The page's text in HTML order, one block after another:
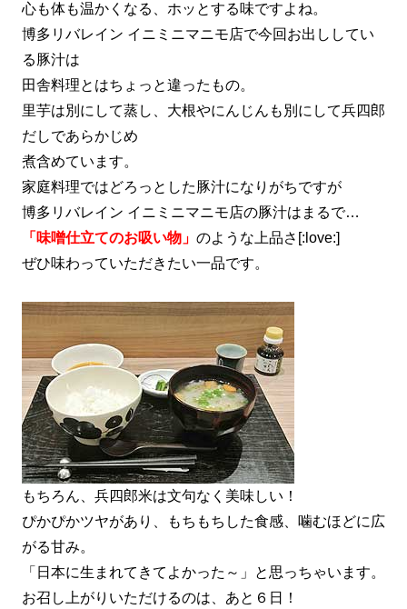
心も体も温かくなる、ホッとする味ですよね。
博多リバレイン イニミニマニモ店で今回お出ししてい
る豚汁は
田舎料理とはちょっと違ったもの。
里芋は別にして蒸し、大根やにんじんも別にして兵四郎
だしであらかじめ
煮含めています。
家庭料理ではどろっとした豚汁になりがちですが
博多リバレイン イニミニマニモ店の豚汁はまるで…
「味噌仕立てのお吸い物」 のような上品さ[:love:]
ぜひ味わっていただきたい一品です。
もちろん、兵四郎米は文句なく美味しい！
ぴかぴかツヤがあり、もちもちした食感、噛むほどに広
がる甘み。
「日本に生まれてきてよかった～」と思っちゃいます。
お召し上がりいただけるのは、あと６日！